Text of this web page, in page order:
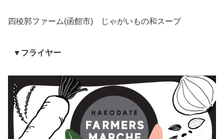
四稜郭ファーム(函館市) じゃがいもの和スープ
▼フライヤー